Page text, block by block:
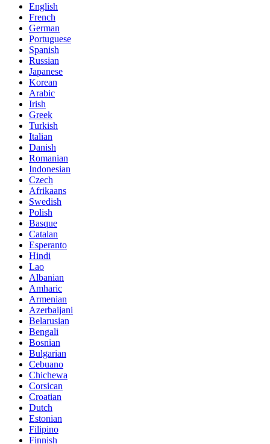
English
French
German
Portuguese
Spanish
Russian
Japanese
Korean
Arabic
Irish
Greek
Turkish
Italian
Danish
Romanian
Indonesian
Czech
Afrikaans
Swedish
Polish
Basque
Catalan
Esperanto
Hindi
Lao
Albanian
Amharic
Armenian
Azerbaijani
Belarusian
Bengali
Bosnian
Bulgarian
Cebuano
Chichewa
Corsican
Croatian
Dutch
Estonian
Filipino
Finnish